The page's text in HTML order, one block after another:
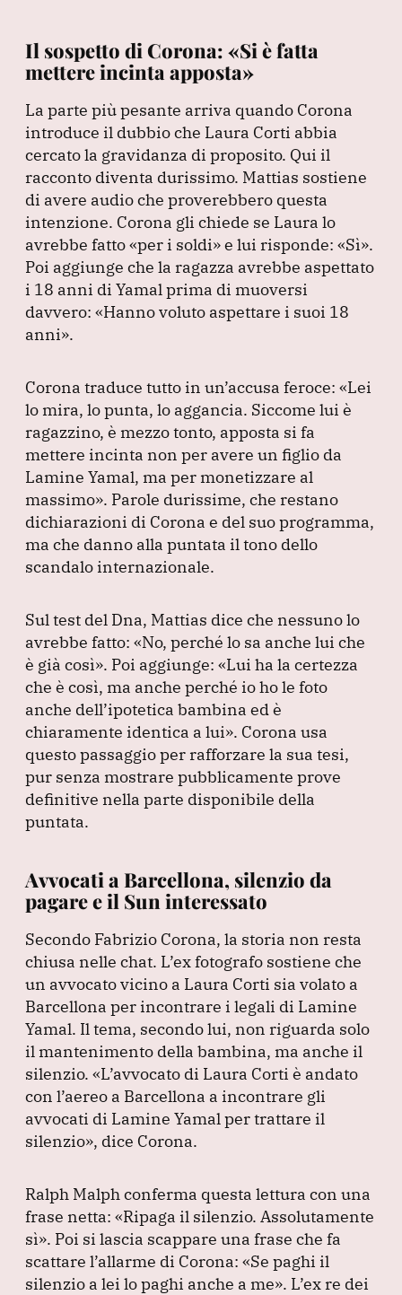
Il sospetto di Corona: «Si è fatta
mettere incinta apposta»
La parte più pesante arriva quando Corona
introduce il dubbio che Laura Corti abbia
cercato la gravidanza di proposito. Qui il
racconto diventa durissimo. Mattias sostiene
di avere audio che proverebbero questa
intenzione. Corona gli chiede se Laura lo
avrebbe fatto«per i soldi»e lui risponde: «Sì».
Poi aggiunge che la ragazza avrebbe aspettato
i 18 anni di Yamal prima di muoversi
davvero: «Hanno voluto aspettare i suoi 18
anni».
Corona traduce tutto in un’accusa feroce: «Lei
lo mira, lo punta, lo aggancia. Siccome lui è
ragazzino, è mezzo tonto, apposta si fa
mettere incinta non per avere un figlio da
Lamine Yamal, ma per monetizzare al
massimo». Parole durissime, che restano
dichiarazioni di Corona e del suo programma,
ma che danno alla puntata il tono dello
scandalo internazionale.
Sul test del Dna, Mattias dice che nessuno lo
avrebbe fatto: «No, perché lo sa anche lui che
è già così». Poi aggiunge: «Lui ha la certezza
che è così, ma anche perché io ho le foto
anche dell’ipotetica bambina ed è
chiaramente identica a lui». Corona usa
questo passaggio per rafforzare la sua tesi,
pur senza mostrare pubblicamente prove
definitive nella parte disponibile della
puntata.
Avvocati a Barcellona, silenzio da
pagare e il Sun interessato
Secondo Fabrizio Corona, la storia non resta
chiusa nelle chat. L’ex fotografo sostiene che
un avvocato vicino a Laura Corti sia volato a
Barcellona per incontrare i legali di Lamine
Yamal. Il tema, secondo lui, non riguarda solo
il mantenimento della bambina, ma anche il
silenzio. «L’avvocato di Laura Corti è andato
con l’aereo a Barcellona a incontrare gli
avvocati di Lamine Yamal per trattare il
silenzio», dice Corona.
Ralph Malph conferma questa lettura con una
frase netta: «Ripaga il silenzio. Assolutamente
sì». Poi si lascia scappare una frase che fa
scattare l’allarme di Corona: «Se paghi il
silenzio a lei lo paghi anche a me». L’ex re dei